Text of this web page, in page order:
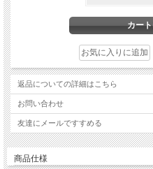
返品についての詳細はこちら
お問い合わせ
友達にメールですすめる
商品仕様